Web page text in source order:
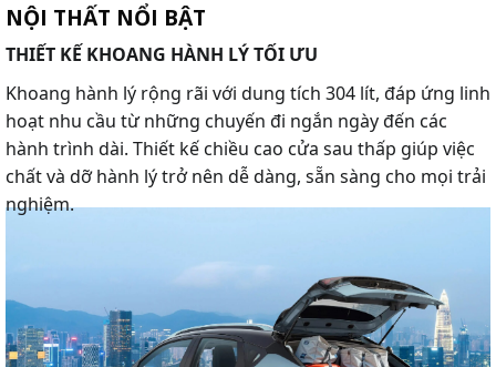
NỘI THẤT NỔI BẬT
THIẾT KẾ KHOANG HÀNH LÝ TỐI ƯU
Khoang hành lý rộng rãi với dung tích 304 lít, đáp ứng linh
hoạt nhu cầu từ những chuyến đi ngắn ngày đến các
hành trình dài. Thiết kế chiều cao cửa sau thấp giúp việc
chất và dỡ hành lý trở nên dễ dàng, sẵn sàng cho mọi trải
nghiệm.